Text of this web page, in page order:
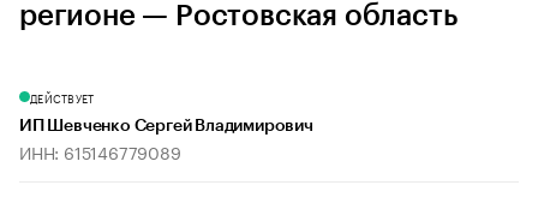
регионе — Ростовская область
ДЕЙСТВУЕТ
ИП Шевченко Сергей Владимирович
ИНН: 615146779089